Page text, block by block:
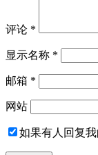
评论 *
显示名称 *
邮箱 *
网站
如果有人回复